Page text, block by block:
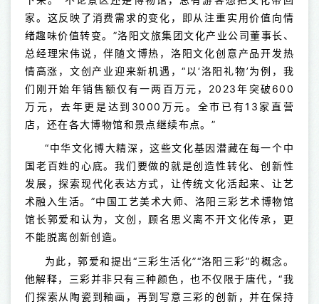
家。这反映了消费需求的变化，即从注重实用价值向情
绪趣味价值转变。”洛阳文旅集团文化产业公司董事长、
总经理宋伟说，伴随文博热，洛阳文化创意产品开发热
情高涨，文创产业迎来新机遇，“以‘洛阳礼物’为例，我
们刚开始年销售额仅有一两百万元，2023年突破600
万元，去年更是达到3000万元。全市已有13家直营
店，还在各大博物馆和景点继续布点。”
“中华文化博大精深，这些文化基因潜藏在每一个中
国老百姓的心底。我们要做的就是创造性转化、创新性
发展，探索现代化表达方式，让传统文化活起来、让艺
术融入生活。”中国工艺美术大师、洛阳三彩艺术博物馆
馆长郭爱和认为，文创，顾名思义离不开文化传承，更
不能脱离创新创造。
为此，郭爱和提出“三彩生活化”“洛阳三彩”的概念。
他解释，三彩并非只有三种颜色，也不仅限于唐代，“我
们探索从陶瓷到釉画，再到写意三彩的创新，并在保持